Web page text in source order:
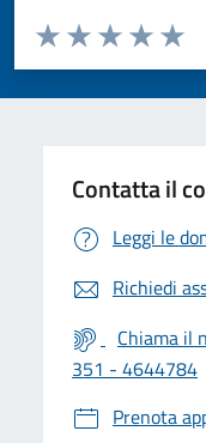
Valuta da 1 a 5 stelle la
Valuta 4
Valuta 3
Valuta 2 stelle
Valuta 1 stelle su 5
Contatta il
Leggi le
Richiedi
Chiama il
351 - 4644784
Prenota